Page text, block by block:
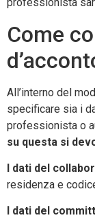
Come
All’interno del
specificare sia i
professionista o
su questa si
I dati del
residenza e
I dati del